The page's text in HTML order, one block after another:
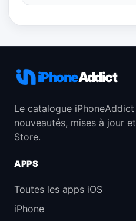
iPhoneAddict
Le catalogue
nouveautés, mises à jour
Store.
APPS
Toutes les apps iOS
iPhone